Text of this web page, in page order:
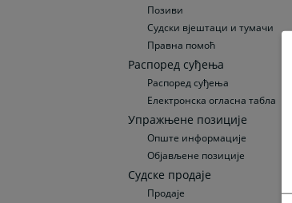
Позиви
Судски вјештаци и тумачи
Правна помоћ
Распоред суђења
Распоред суђења
Електронска огласна табла
Упражњене позиције
Опште информације
Објављене позиције
Судске продаје
Продаје